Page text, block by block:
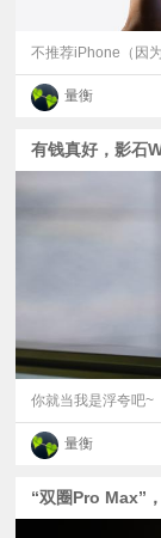
不推荐iPhone（因
量衡
你就当我是浮夸吧~
量衡
“双圈Pro Max”